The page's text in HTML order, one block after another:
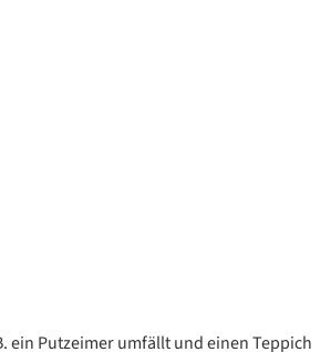
ein Putzeimer umfällt und einen Teppich